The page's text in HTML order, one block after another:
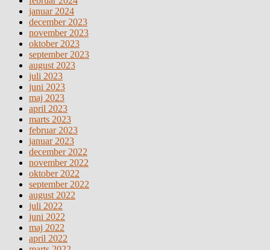
januar 2024
december 2023
november 2023
oktober 2023
september 2023
august 2023
juli 2023
juni 2023
maj 2023
april 2023
marts 2023
februar 2023
januar 2023
december 2022
november 2022
oktober 2022
september 2022
august 2022
juli 2022
juni 2022
maj 2022
april 2022